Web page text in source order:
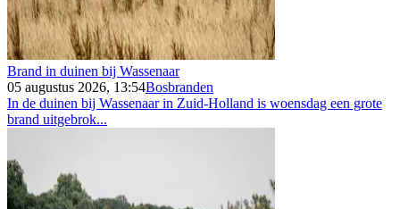
Brand in duinen bij Wassenaar
05 augustus 2026, 13:54Bosbranden
In de duinen bij Wassenaar in Zuid-Holland is woensdag een grote
brand uitgebrok...